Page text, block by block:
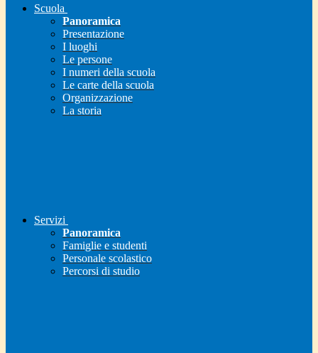
Scuola
Panoramica
Presentazione
I luoghi
Le persone
I numeri della scuola
Le carte della scuola
Organizzazione
La storia
Servizi
Panoramica
Famiglie e studenti
Personale scolastico
Percorsi di studio